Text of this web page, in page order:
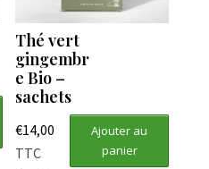
Thé vert
gingembr
e Bio –
sachets
€14,00
TTC
Ajouter au
panier